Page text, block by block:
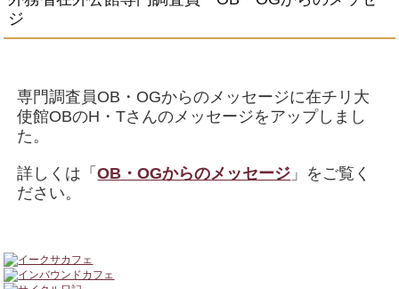
ジ
専門調査員OB・OGからのメッセージに在チリ大
使館OBのH・Tさんのメッセージをアップしまし
た。
詳しくは「OB・OGからのメッセージ 」をご覧く
ださい。